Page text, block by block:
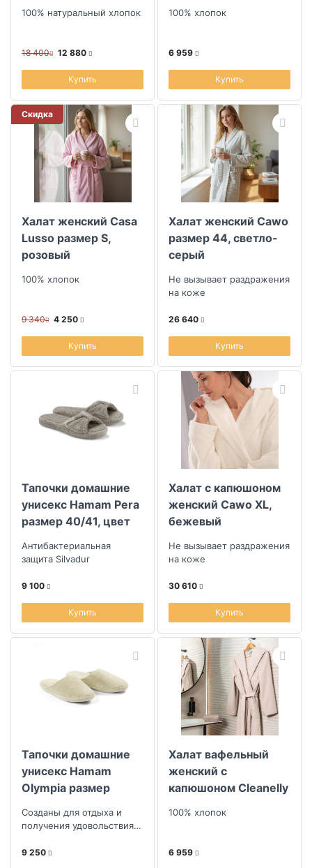
100% натуральный хлопок
18 400 12 880
Купить
100% хлопок
6 959
Купить
Скидка
Халат женский Casa
Lusso размер S,
розовый
100% хлопок
9 340 4 250
Купить
Халат женский Cawo
размер 44, светло-
серый
Не вызывает раздражения
на коже
26 640
Купить
Тапочки домашние
унисекс Hamam Pera
размер 40/41, цвет
Антибактериальная
защита Silvadur
9 100
Купить
Халат с капюшоном
женский Cawo XL,
бежевый
Не вызывает раздражения
на коже
30 610
Купить
Тапочки домашние
унисекс Hamam
Olympia размер
слоновая кость
Созданы для отдыха и
получения удовольствия
9 250
Халат вафельный
женский с
капюшоном Cleanelly
100% хлопок
6 959